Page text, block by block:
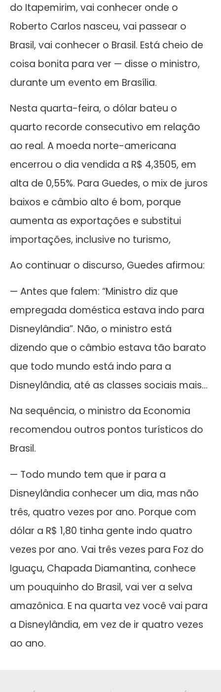
do Itapemirim, vai conhecer onde o
Roberto Carlos nasceu, vai passear o
Brasil, vai conhecer o Brasil. Está cheio de
coisa bonita para ver — disse o ministro,
durante um evento em Brasília.
Nesta quarta-feira, o dólar bateu o
quarto recorde consecutivo em relação
ao real. A moeda norte-americana
encerrou o dia vendida a R$ 4,3505, em
alta de 0,55%. Para Guedes, o mix de juros
baixos e câmbio alto é bom, porque
aumenta as exportações e substitui
importações, inclusive no turismo,
Ao continuar o discurso, Guedes afirmou:
— Antes que falem: “Ministro diz que
empregada doméstica estava indo para
Disneylândia”. Não, o ministro está
dizendo que o câmbio estava tão barato
que todo mundo está indo para a
Disneylândia, até as classes sociais mais…
Na sequência, o ministro da Economia
recomendou outros pontos turísticos do
Brasil.
— Todo mundo tem que ir para a
Disneylândia conhecer um dia, mas não
três, quatro vezes por ano. Porque com
dólar a R$ 1,80 tinha gente indo quatro
vezes por ano. Vai três vezes para Foz do
Iguaçu, Chapada Diamantina, conhece
um pouquinho do Brasil, vai ver a selva
amazônica. E na quarta vez você vai para
a Disneylândia, em vez de ir quatro vezes
ao ano.